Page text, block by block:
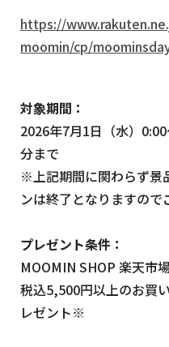
https://
moomin/cp/
対象期間：
2026年7月1日（水）
分まで
※上記期間に関わらず景
ンは終了となりますので
プレゼント条件：
MOOMIN SHOP 楽天市
税込5,500円以上のお買
レゼント※